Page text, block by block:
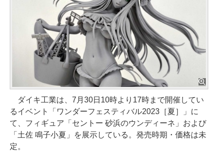
ダイキ工業は、7月30日10時より17時まで開催してい
るイベント「ワンダーフェスティバル2023［夏］」に
て、フィギュア「セントー 砂浜のウンディーネ」および
「土佐 鳴子小夏」を展示している。発売時期・価格は未
定。